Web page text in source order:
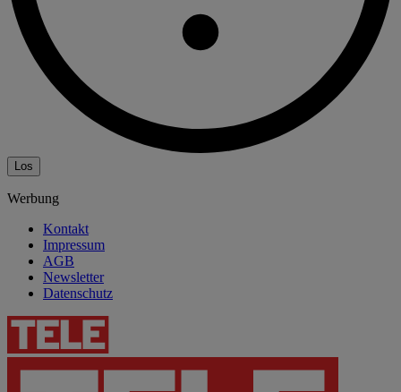
Los
Werbung
Kontakt
Impressum
AGB
Newsletter
Datenschutz